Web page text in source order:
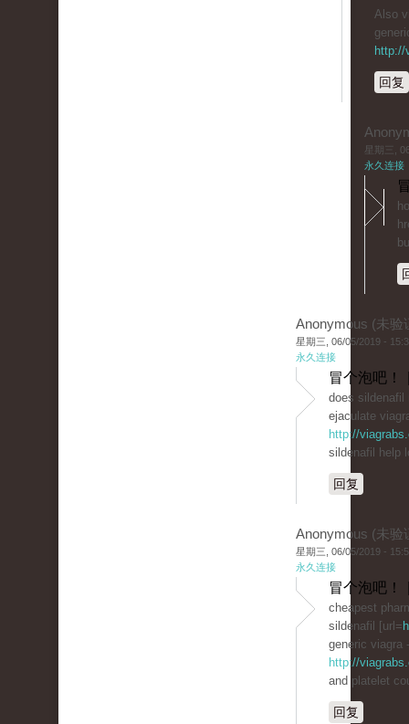
Also
http://
回复
星期三,
永久连接
Anonymous (未验
星期三, 06/05/2019 -
永久连接
冒个泡吧！
does sildenafil
ejaculate
http://
sildenafil help
回复
Anonymous (未验
星期三, 06/05/2019 -
永久连接
冒个泡吧！
cheapest
sildenafil [url=
generic viagra -
http://
and platelet
回复